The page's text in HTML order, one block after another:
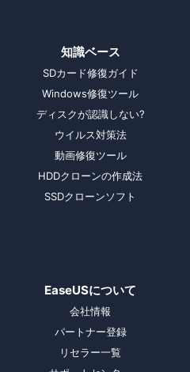
知識ベース
SDカード修復ガイド
Windows修復ツール
ディスクが認識しない?
ウイルス対策法
動画修復ツール
HDDクローンの作成法
SSDクローンソフト
EaseUSについて
会社情報
パートナー登録
リセラー一覧